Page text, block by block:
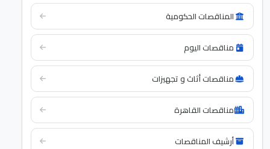
المناقصات الحكومية
مناقصات اليوم
مناقصات أثاث و تجهيزات
مناقصات القاهرة
أرشيف المناقصات